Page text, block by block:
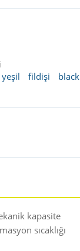
yeşil fildişi black
kapasite
sıcaklığı